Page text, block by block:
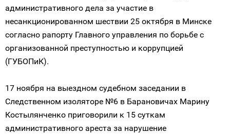
административного дела за участие в
несанкционированном шествии 25 октября в Минске
согласно рапорту Главного управления по борьбе с
организованной преступностью и коррупцией
(ГУБОПиК).
17 ноября на выездном судебном заседании в
Следственном изоляторе №6 в Барановичах Марину
Костылянченко приговорили к 15 суткам
административного ареста за нарушение